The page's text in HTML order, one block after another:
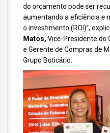
do orçamento pode ser
aumentando a eficiência e
o investimento (ROI)”,
Matos, Vice-Presidente do
e Gerente de Compras de
Grupo Boticário.